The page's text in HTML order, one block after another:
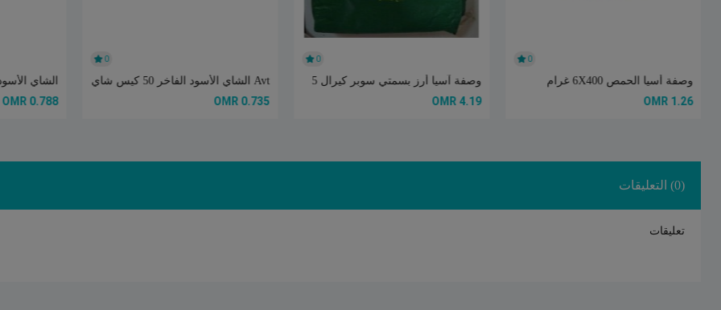
0
وصفة أسيا الحمص 6X400 غرام
1.26 OMR
0
وصفة آسيا أرز بسمتي سوبر كيرال 5
4.19 OMR
0
Avt الشاي الأسود الفاخر 50 كيس شاي
0.735 OMR
الشاي الأسود
0.788 OMR
(0) التعليقات
تعليقات